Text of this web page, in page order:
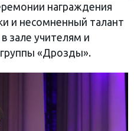
награждения
и несомненный талант
зале учителям и
«Дрозды».